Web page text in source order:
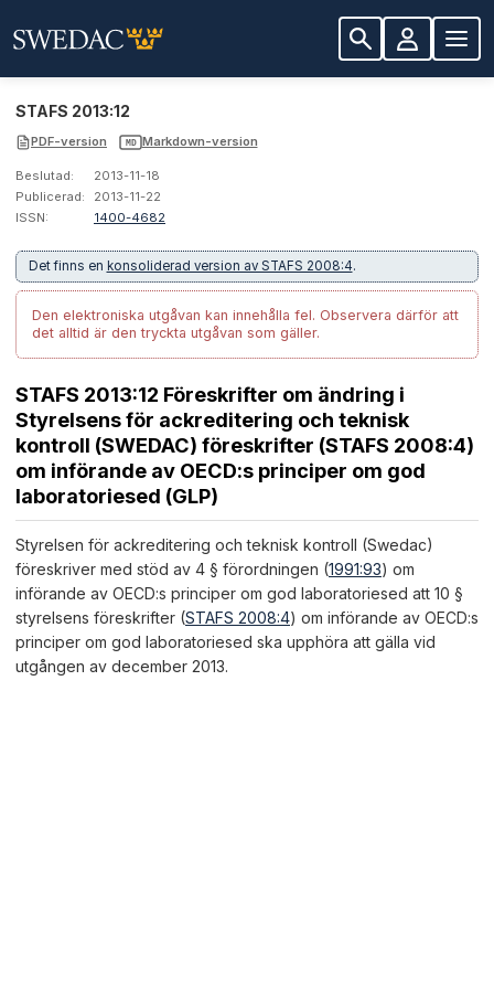
STAFS 2013:12
PDF-version MD Markdown-version
Beslutad:
2013-11-18
Publicerad:
2013-11-22
ISSN:
1400-4682
Det finns en konsoliderad version av STAFS 2008:4.
Den elektroniska utgåvan kan innehålla fel. Observera därför att
det alltid är den tryckta utgåvan som gäller.
STAFS 2013:12 Föreskrifter om ändring i
Styrelsens för ackreditering och teknisk
kontroll (SWEDAC) föreskrifter (STAFS 2008:4)
om införande av OECD:s principer om god
laboratoriesed (GLP)
Styrelsen för ackreditering och teknisk kontroll (Swedac)
föreskriver med stöd av 4 § förordningen (1991:93) om
införande av OECD:s principer om god laboratoriesed att 10 §
styrelsens föreskrifter (STAFS 2008:4) om införande av OECD:s
principer om god laboratoriesed ska upphöra att gälla vid
utgången av december 2013.